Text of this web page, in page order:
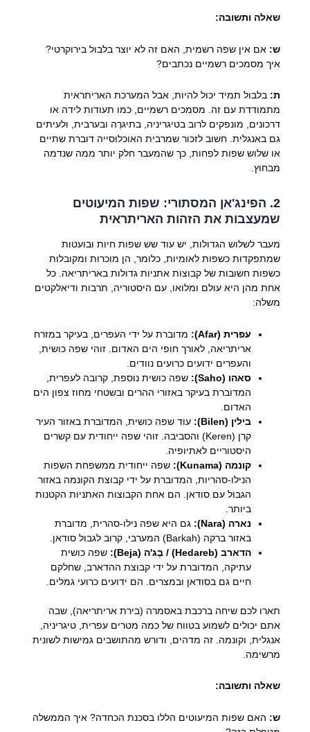
שאלה ותשובה:
ש: אם אין שפה רשמית, האם זה לא יוצר בלבול בירוקרטי?
איך מסמכים רשמיים נכתבים?
ת: בלבול תמיד יכול להיות, אבל המערכת האריתראית
מתמודדת עם זה. מסמכים רשמיים, כמו תעודות לידה או
דרכונים, מונפקים לרוב בטיגריניה, בתיגרֶה ובערבית, ולעיתים
גם באנגלית. חשוב לזכור שמרבית האוכלוסייה דוברת שתיים
או שלוש שפות לפחות, כך שהמעבר חלק יותר ממה שנדמה
מבחוץ.
2. הפינג'אן המסתורי: שפות המיעוטים
שמעצבות את הזהות האריתראית
מעבר לשלוש הגדולות, יש עוד שש שפות חיות ובועטות
שמתפקדות כשפות לאומיות, כלומר, הן מוכרות ומקובלות
כשפות חשובות של קבוצות אתניות גדולות באריתריאה. כל
אחת מהן היא עולם ומלואו, עם היסטוריה, תרבות ודיאלקטים
משלה:
עפרית (Afar):
מדוברת על ידי העפרים, בעיקר במזרח
אריתריאה, לאורך חופי הים האדום. זוהי שפה כושית,
והעפרים ידועים כרועים נוודים.
סאהו (Saho):
שפה כושית נוספת, קרובה לעפרית,
המדוברת בעיקר באזורי ההרים ובשטחי מחוז צפון הים
האדום.
בילין (Bilen):
עוד שפה כושית, המדוברת באזור העיר
קרן (Keren) והסביבה. זוהי שפה ייחודית עם קשרים
היסטוריים לאתיופיה.
קונמה (Kunama):
שפה ייחודית ממשפחת השפות
הנילו-סהריות, המדוברת על ידי קבוצת הקונמה באזור
הגבול עם סודאן. הם אחת הקבוצות האתניות הקטנות
ביותר.
נארה (Nara):
גם היא שפה נילו-סהרית, מדוברת
באזור ברקה (Barkah) המערבי, קרוב לגבול סודאן.
הדארב (Hedareb) / בֶג'ה (Beja):
שפה כושית
עתיקה, המדוברת על ידי קבוצת ההדארב, שחלקם
חיים גם בסודאן ובמצרים. הם ידועים כרועי גמלים.
תארו לכם שיחה ברכבת באסמרה (בירת אריתריאה), שבה
אתם יכולים לשמוע בטווח של כמה מטרים עפרית, טיגריניה,
אנגלית, וקונמה. זה מדהים, ודורש מהתושבים גמישות לשונית
מרשימה.
שאלה ותשובה:
ש: האם שפות המיעוטים הללו בסכנת הכחדה? איך הממשלה